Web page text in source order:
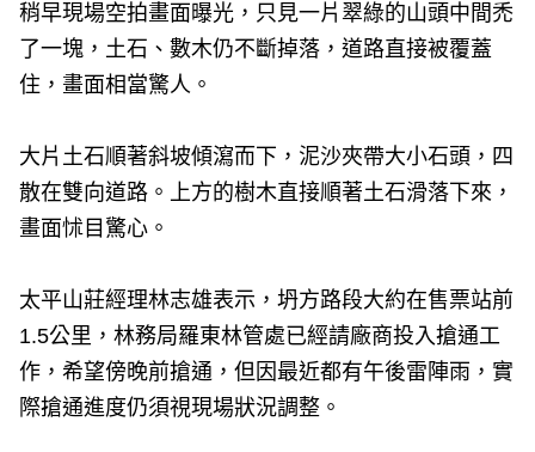
稍早現場空拍畫面曝光，只見一片翠綠的山頭中間禿
了一塊，土石、數木仍不斷掉落，道路直接被覆蓋
住，畫面相當驚人。
大片土石順著斜坡傾瀉而下，泥沙夾帶大小石頭，四
散在雙向道路。上方的樹木直接順著土石滑落下來，
畫面怵目驚心。
太平山莊經理林志雄表示，坍方路段大約在售票站前
1.5公里，林務局羅東林管處已經請廠商投入搶通工
作，希望傍晚前搶通，但因最近都有午後雷陣雨，實
際搶通進度仍須視現場狀況調整。